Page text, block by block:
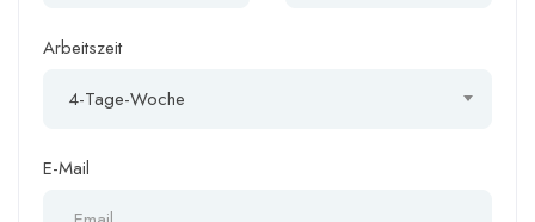
Arbeitszeit
4-Tage-Woche
E-Mail